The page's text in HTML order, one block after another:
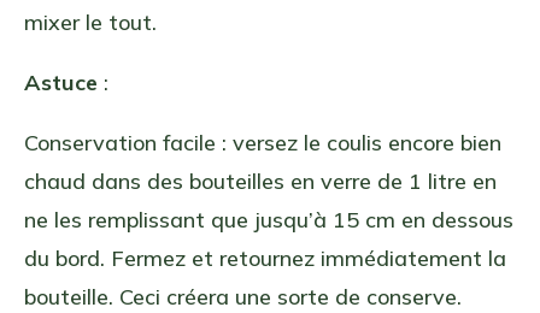
mixer le tout.
Astuce :
Conservation facile : versez le coulis encore bien
chaud dans des bouteilles en verre de 1 litre en
ne les remplissant que jusqu’à 15 cm en dessous
du bord. Fermez et retournez immédiatement la
bouteille. Ceci créera une sorte de conserve.